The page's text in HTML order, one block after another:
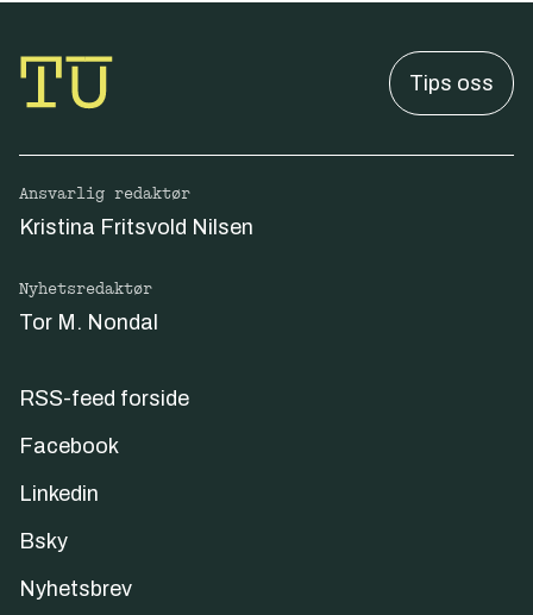
Tips oss
Ansvarlig redaktør
Kristina Fritsvold Nilsen
Nyhetsredaktør
Tor M. Nondal
RSS-feed forside
Facebook
Linkedin
Bsky
Nyhetsbrev